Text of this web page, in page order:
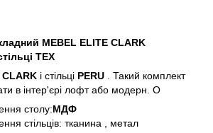
MEBEL ELITE CLARK
TEX
CLARK і стільці PERU
. Такий комплект
в інтер'єрі лофт або модерн. О
столу:МДФ
стільців: тканина , метал